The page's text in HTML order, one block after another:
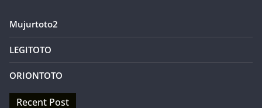
Mujurtoto2
LEGITOTO
ORIONTOTO
Recent Post